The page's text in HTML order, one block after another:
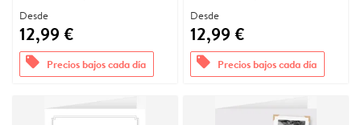
Desde
12,99 €
offers Precios bajos cada día
Desde
12,99 €
offers Precios bajos cada día